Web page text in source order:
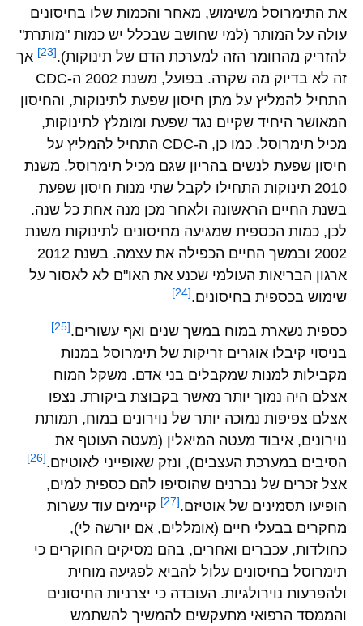
את התימרוסל משימוש, מאחר והכמות שלו בחיסונים
עולה על המותר (למי שחושב שבכלל יש כמות "מותרת"
להזריק מהחומר הזה למערכת הדם של תינוקות). [23]
אך
זה לא בדיוק מה שקרה. בפועל, משנת 2002 ה-CDC
התחיל להמליץ על מתן חיסון שפעת לתינוקות, והחיסון
המאושר היחיד שקיים נגד שפעת ומומלץ לתינוקות,
מכיל תימרוסל. כמו כן, ה-CDC התחיל להמליץ על
חיסון שפעת לנשים בהריון שגם מכיל תימרוסל. משנת
2010 תינוקות התחילו לקבל שתי מנות חיסון שפעת
בשנת החיים הראשונה ולאחר מכן מנה אחת כל שנה.
לכן, כמות הכספית שמגיעה מחיסונים לתינוקות משנת
2002 ובמשך החיים הכפילה את עצמה. בשנת 2012
ארגון הבריאות העולמי שכנע את האו"ם לא לאסור על
שימוש בכספית בחיסונים. [24]
כספית נשארת במוח במשך שנים ואף עשורים. [25]
בניסוי קיבלו אוגרים זריקות של תימרוסל במנות
מקבילות למנות שמקבלים בני אדם. משקל המוח
אצלם היה נמוך יותר מאשר בקבוצת ביקורת. נצפו
אצלם צפיפות נמוכה יותר של נוירונים במוח, תמותת
נוירונים, איבוד מעטה המיאלין (מעטה העוטף את
הסיבים במערכת העצבים), ונזק שאופייני לאוטיזם. [26]
אצל זכרים של נברנים שהוסיפו להם כספית למים,
הופיעו תסמינים של אוטיזם. [27]
קיימים עוד עשרות
מחקרים בבעלי חיים (אומללים, אם יורשה לי),
כחולדות, עכברים ואחרים, בהם מסיקים החוקרים כי
תימרוסל בחיסונים עלול להביא לפגיעה מוחית
ולהפרעות נוירולגיות. העובדה כי יצרניות החיסונים
והממסד הרפואי מתעקשים להמשיך להשתמש